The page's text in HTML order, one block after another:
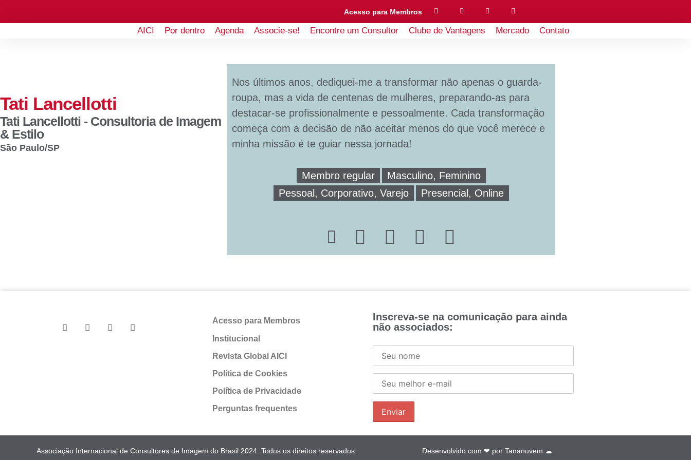
Acesso para Membros
AICI Por dentro Agenda Associe-se! Encontre um Consultor Clube de Vantagens Mercado Contato
Tati Lancellotti
Tati Lancellotti - Consultoria de Imagem
& Estilo
São Paulo/SP
Nos últimos anos, dediquei-me a transformar não apenas o guarda-
roupa, mas a vida de centenas de mulheres, preparando-as para
destacar-se profissionalmente e pessoalmente. Cada transformação
começa com a decisão de não aceitar menos do que você merece e
minha missão é te guiar nessa jornada!
Membro regular
Masculino, Feminino
Pessoal, Corporativo, Varejo
Presencial, Online
Acesso para Membros
Institucional
Revista Global AICI
Política de Cookies
Política de Privacidade
Perguntas frequentes
Inscreva-se na comunicação para ainda
não associados:
Associação Internacional de Consultores de Imagem do Brasil 2024. Todos os direitos reservados. Desenvolvido com ❤ por Tananuvem ☁